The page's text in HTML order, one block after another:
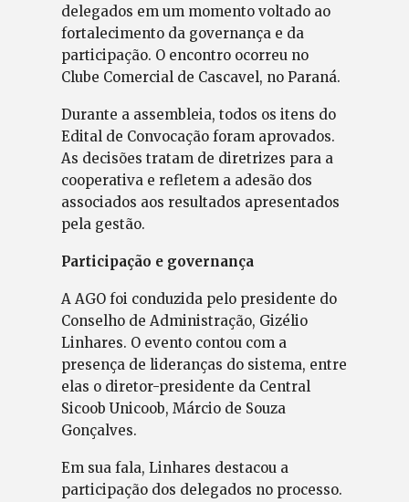
delegados em um momento voltado ao
fortalecimento da governança e da
participação. O encontro ocorreu no
Clube Comercial de Cascavel, no Paraná.
Durante a assembleia, todos os itens do
Edital de Convocação foram aprovados.
As decisões tratam de diretrizes para a
cooperativa e refletem a adesão dos
associados aos resultados apresentados
pela gestão.
Participação e governança
A AGO foi conduzida pelo presidente do
Conselho de Administração, Gizélio
Linhares. O evento contou com a
presença de lideranças do sistema, entre
elas o diretor-presidente da Central
Sicoob Unicoob, Márcio de Souza
Gonçalves.
Em sua fala, Linhares destacou a
participação dos delegados no processo.